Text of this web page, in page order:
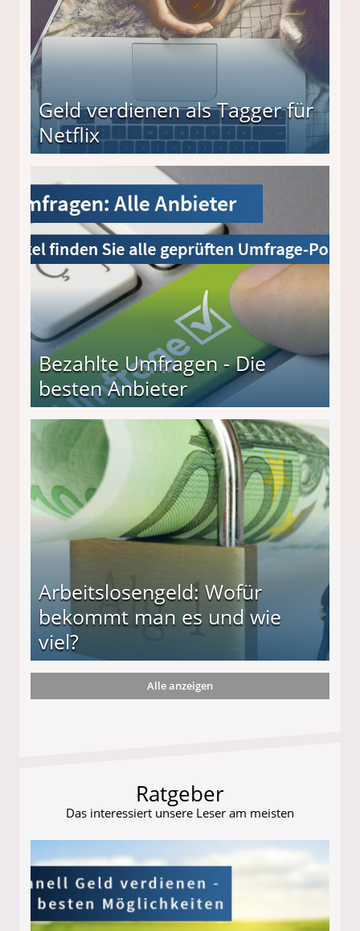
Geld verdienen als Tagger für
Netflix
Bezahlte Umfragen - Die
besten Anbieter
Arbeitslosengeld: Wofür
bekommt man es und wie
viel?
und wie viel?
Alle anzeigen
Ratgeber
Das interessiert unsere Leser am meisten